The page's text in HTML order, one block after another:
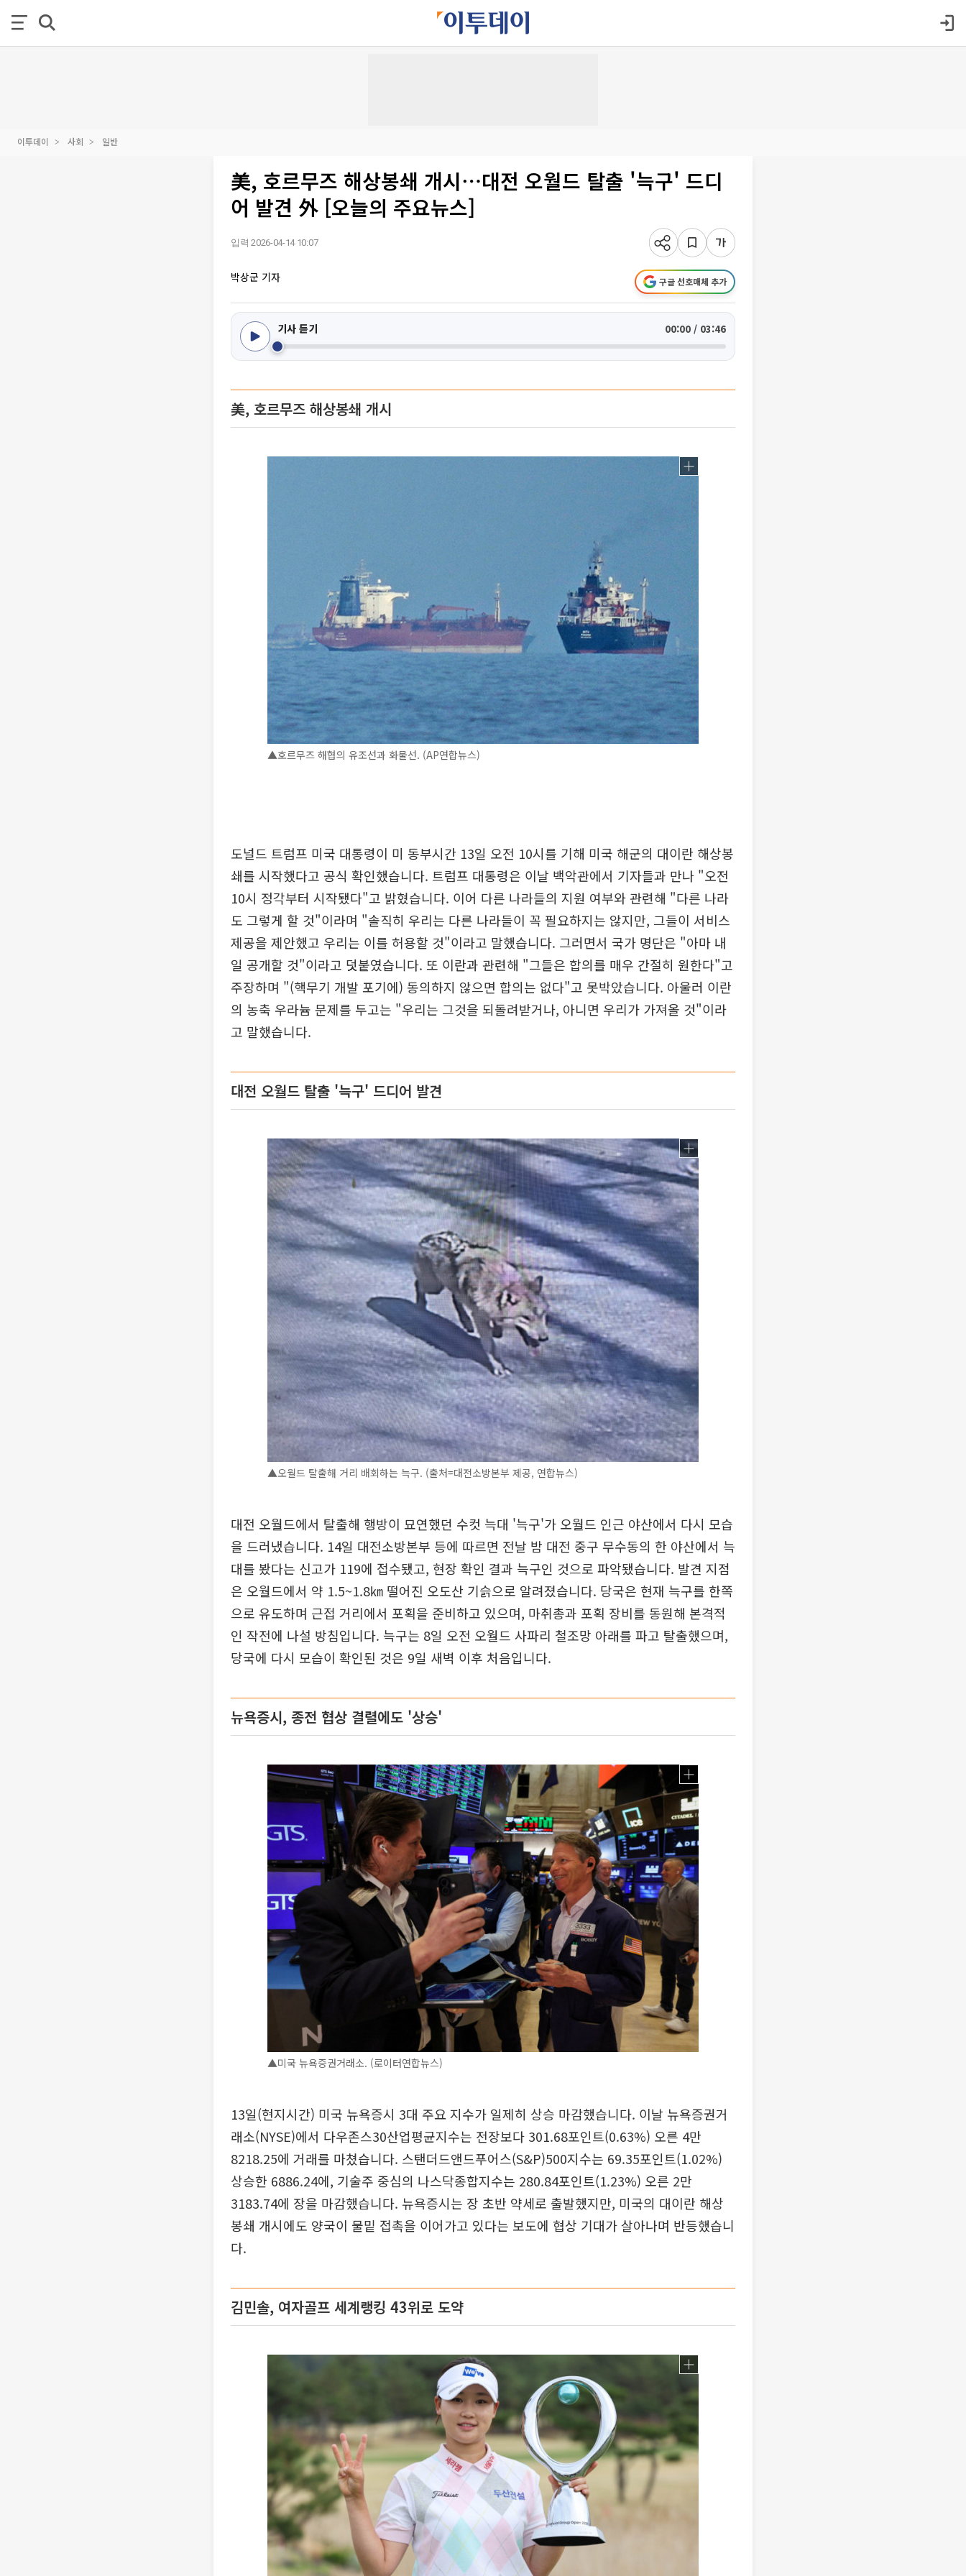
이투데이 사회 일반
美, 호르무즈 해상봉쇄 개시⋯대전 오월드 탈출 '늑구' 드디
어 발견 外 [오늘의 주요뉴스]
입력 2026-04-14 10:07
박상군 기자 구글 선호매체 추가
기사 듣기 00:00 / 03:46
美, 호르무즈 해상봉쇄 개시
▲호르무즈 해협의 유조선과 화물선. (AP연합뉴스)
도널드 트럼프 미국 대통령이 미 동부시간 13일 오전 10시를 기해 미국 해군의 대이란 해상봉
쇄를 시작했다고 공식 확인했습니다. 트럼프 대통령은 이날 백악관에서 기자들과 만나 "오전
10시 정각부터 시작됐다"고 밝혔습니다. 이어 다른 나라들의 지원 여부와 관련해 "다른 나라
도 그렇게 할 것"이라며 "솔직히 우리는 다른 나라들이 꼭 필요하지는 않지만, 그들이 서비스
제공을 제안했고 우리는 이를 허용할 것"이라고 말했습니다. 그러면서 국가 명단은 "아마 내
일 공개할 것"이라고 덧붙였습니다. 또 이란과 관련해 "그들은 합의를 매우 간절히 원한다"고
주장하며 "(핵무기 개발 포기에) 동의하지 않으면 합의는 없다"고 못박았습니다. 아울러 이란
의 농축 우라늄 문제를 두고는 "우리는 그것을 되돌려받거나, 아니면 우리가 가져올 것"이라
고 말했습니다.
대전 오월드 탈출 '늑구' 드디어 발견
▲오월드 탈출해 거리 배회하는 늑구. (출처=대전소방본부 제공, 연합뉴스)
대전 오월드에서 탈출해 행방이 묘연했던 수컷 늑대 '늑구'가 오월드 인근 야산에서 다시 모습
을 드러냈습니다. 14일 대전소방본부 등에 따르면 전날 밤 대전 중구 무수동의 한 야산에서 늑
대를 봤다는 신고가 119에 접수됐고, 현장 확인 결과 늑구인 것으로 파악됐습니다. 발견 지점
은 오월드에서 약 1.5~1.8㎞ 떨어진 오도산 기슭으로 알려졌습니다. 당국은 현재 늑구를 한쪽
으로 유도하며 근접 거리에서 포획을 준비하고 있으며, 마취총과 포획 장비를 동원해 본격적
인 작전에 나설 방침입니다. 늑구는 8일 오전 오월드 사파리 철조망 아래를 파고 탈출했으며,
당국에 다시 모습이 확인된 것은 9일 새벽 이후 처음입니다.
뉴욕증시, 종전 협상 결렬에도 '상승'
▲미국 뉴욕증권거래소. (로이터연합뉴스)
13일(현지시간) 미국 뉴욕증시 3대 주요 지수가 일제히 상승 마감했습니다. 이날 뉴욕증권거
래소(NYSE)에서 다우존스30산업평균지수는 전장보다 301.68포인트(0.63%) 오른 4만
8218.25에 거래를 마쳤습니다. 스탠더드앤드푸어스(S&P)500지수는 69.35포인트(1.02%)
상승한 6886.24에, 기술주 중심의 나스닥종합지수는 280.84포인트(1.23%) 오른 2만
3183.74에 장을 마감했습니다. 뉴욕증시는 장 초반 약세로 출발했지만, 미국의 대이란 해상
봉쇄 개시에도 양국이 물밑 접촉을 이어가고 있다는 보도에 협상 기대가 살아나며 반등했습니
다.
김민솔, 여자골프 세계랭킹 43위로 도약